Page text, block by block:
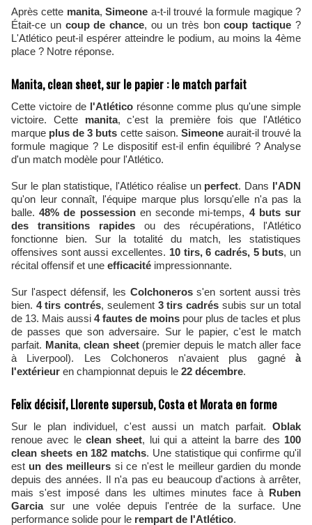
Après cette manita,Simeone a-t-il trouvé la formule magique ?
Était-ce un coup de chance, ou un très boncoup tactique ?
L'Atlético peut-il espérer atteindre le podium, au moins la 4ème
place ? Notre réponse.
Manita, clean sheet, sur le papier : le match parfait
Cette victoire de l'Atlético résonne comme plus qu'une simple
victoire. Cette manita, c'est la première fois que l'Atlético
marque plus de 3 buts cette saison. Simeoneaurait-il trouvé la
formule magique ? Le dispositif est-il enfin équilibré ? Analyse
d'un match modèle pour l'Atlético.
Sur le plan statistique, l'Atlético réalise un perfect. Dans l'ADN
qu'on leur connaît, l'équipe marque plus lorsqu'elle n'a pas la
balle.48% de possessionen seconde mi-temps, 4 buts sur
des transitions rapidesou des récupérations, l'Atlético
fonctionne bien. Sur la totalité du match, les statistiques
offensives sont aussi excellentes. 10 tirs, 6 cadrés, 5 buts, un
récital offensif et une efficacité impressionnante.
Sur l'aspect défensif, les Colchoneross'en sortent aussi très
bien. 4 tirs contrés, seulement 3 tirs cadrés subis sur un total
de 13. Mais aussi 4 fautes de moins pour plus de tacles et plus
de passes que son adversaire. Sur le papier, c'est le match
parfait. Manita,clean sheet(premier depuis le match aller face
à Liverpool). Les Colchoneros n'avaient plus gagné à
l'extérieur en championnat depuis le 22 décembre.
Felix décisif, Llorente supersub, Costa et Morata en forme
Sur le plan individuel, c'est aussi un match parfait. Oblak
renoue avec le clean sheet, lui qui a atteint la barre des 100
clean sheets en 182 matchs. Une statistique qui confirme qu'il
est un des meilleurs si ce n'est le meilleur gardien du monde
depuis des années. Il n'a pas eu beaucoup d'actions à arrêter,
mais s'est imposé dans les ultimes minutes face à Ruben
Garciasur une volée depuis l'entrée de la surface. Une
performance solide pour le rempart de l'Atlético.